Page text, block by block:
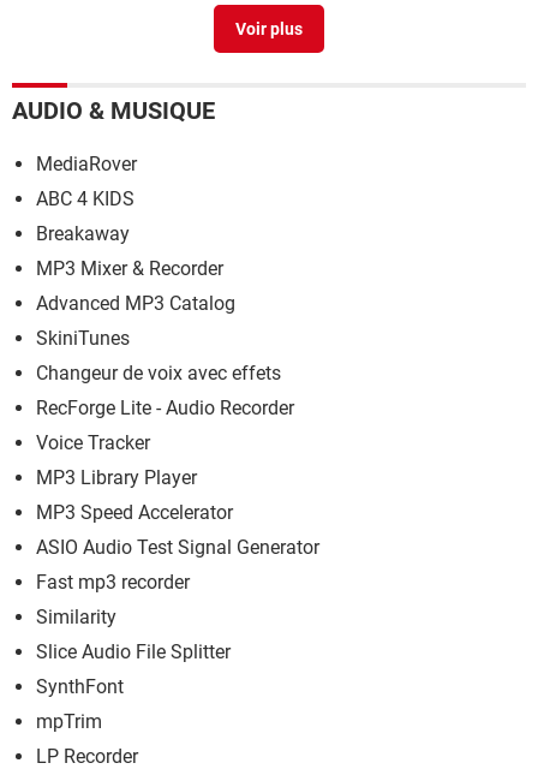
Fichier ouvert dans system[résolu] >
AUDIO & MUSIQUE
MediaRover
ABC 4 KIDS
Breakaway
MP3 Mixer & Recorder
Advanced MP3 Catalog
SkiniTunes
Changeur de voix avec effets
RecForge Lite - Audio Recorder
Voice Tracker
MP3 Library Player
MP3 Speed Accelerator
ASIO Audio Test Signal Generator
Fast mp3 recorder
Similarity
Slice Audio File Splitter
SynthFont
mpTrim
LP Recorder